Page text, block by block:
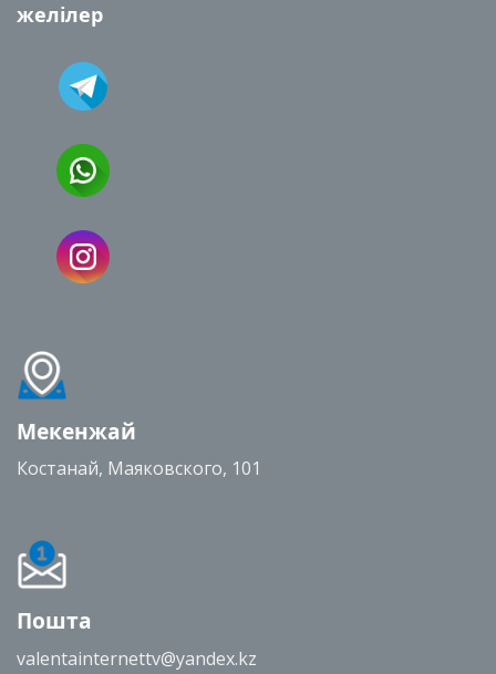
желілер
Мекенжай
Костанай, Маяковского, 101
Пошта
valentainternettv@yandex.kz